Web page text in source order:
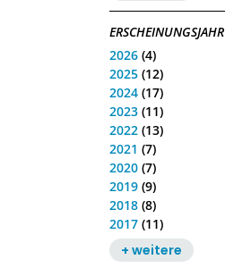
ERSCHEINUNGSJAHR
2026 (4)
2025 (12)
2024 (17)
2023 (11)
2022 (13)
2021 (7)
2020 (7)
2019 (9)
2018 (8)
2017 (11)
+ weitere